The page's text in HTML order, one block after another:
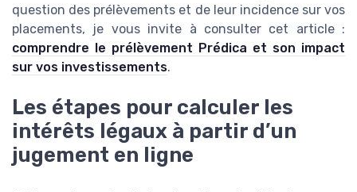
question des prélèvements et de leur incidence sur vos
placements, je vous invite à consulter cet article :
comprendre le prélèvement Prédica et son impact
sur vos investissements.
Les étapes pour calculer les
intérêts légaux à partir d’un
jugement en ligne